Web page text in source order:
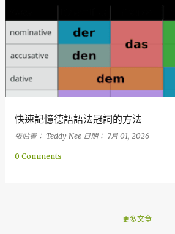
快速記憶德語語法冠詞的方法
張貼者： Teddy Nee 日期： 7月 01, 2026
0 Comments
更多文章